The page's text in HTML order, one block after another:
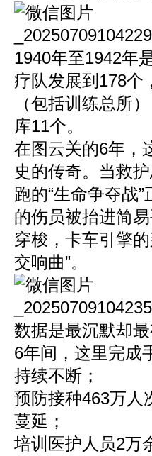
1940年至1942年
疗队发展到178个
（包括训练总所
库11个。
在图云关的6年，
史的传奇。当救
跑的“生命争夺战
的伤员被抬进简
穿梭，卡车引擎
交响曲”。
数据是最沉默却
6年间，这里完成
持续不断；
预防接种463万人
蔓延；
培训医护人员2万